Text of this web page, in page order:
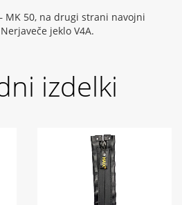
MK 50, na drugi strani navojni
jeklo V4A.
izdelki